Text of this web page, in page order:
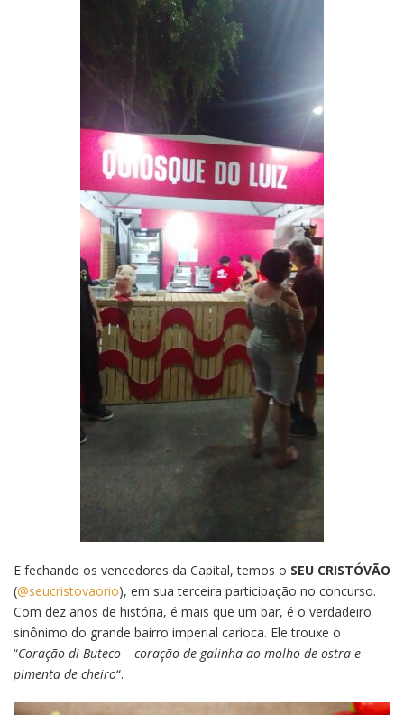
E fechando os vencedores da Capital, temos o SEU CRISTÓVÃO
(@seucristovaorio), em sua terceira participação no concurso.
Com dez anos de história, é mais que um bar, é o verdadeiro
sinônimo do grande bairro imperial carioca. Ele trouxe o
“Coração di Buteco – coração de galinha ao molho de ostra e
pimenta de cheiro“.